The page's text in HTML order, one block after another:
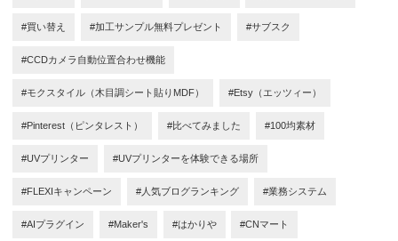
#買い替え #加工サンプル無料プレゼント #サブスク
#CCDカメラ自動位置合わせ機能
#モクスタイル（木目調シート貼りMDF） #Etsy（エッツィー）
#Pinterest（ピンタレスト） #比べてみました #100均素材
#UVプリンター #UVプリンターを体験できる場所
#FLEXIキャンペーン #人気ブログランキング #業務システム
#AIプラグイン #Maker's #はかりや #CNマート